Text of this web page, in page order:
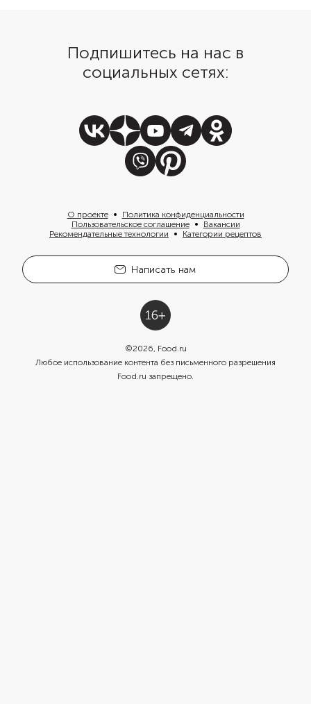
Подпишитесь на нас в
социальных сетях:
О проекте
Политика конфиденциальности
Пользовательское соглашение
Вакансии
Рекомендательные технологии
Категории рецептов
Написать нам
©2026, Food.ru
Любое использование контента без письменного разрешения
Food.ru запрещено.